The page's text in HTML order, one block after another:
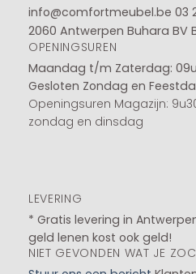
info@comfortmeubel.be 03
2060 Antwerpen Buhara BV
OPENINGSUREN
Maandag t/m Zaterdag:
Gesloten Zondag en
Openingsuren Magazijn:
zondag en dinsdag
LEVERING
* Gratis levering in
geld lenen kost ook geld!
NIET GEVONDEN WAT JE